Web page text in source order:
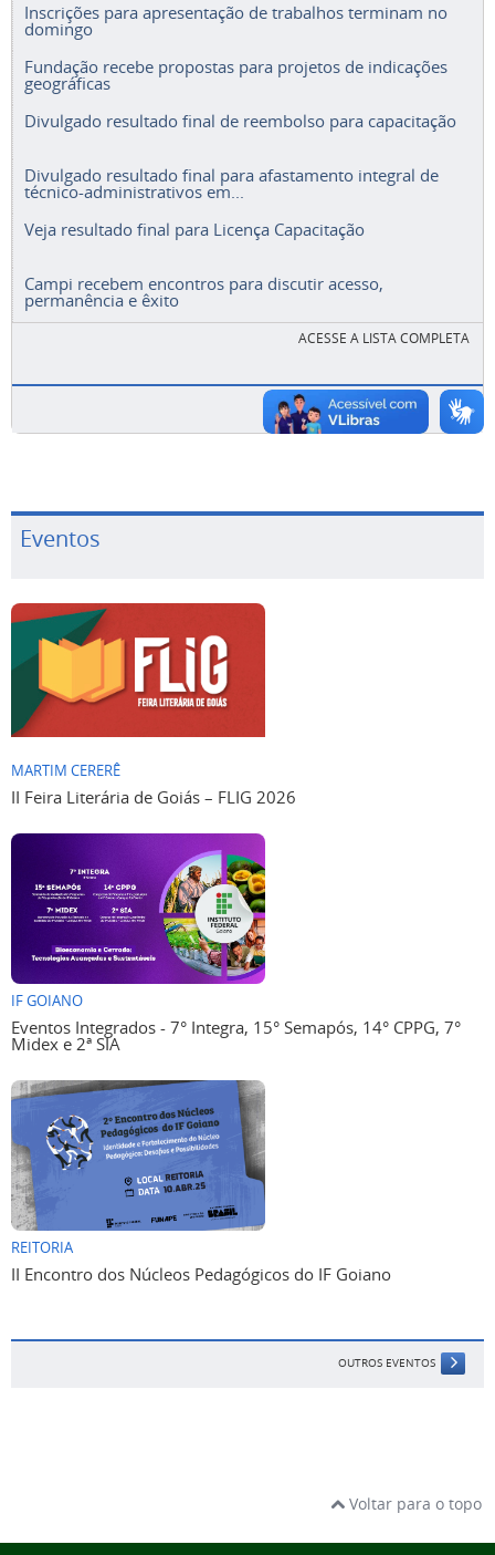
Inscrições para apresentação de trabalhos terminam no
domingo
Fundação recebe propostas para projetos de indicações
geográficas
Divulgado resultado final de reembolso para capacitação
Divulgado resultado final para afastamento integral de
técnico-administrativos em...
Veja resultado final para Licença Capacitação
Campi recebem encontros para discutir acesso,
permanência e êxito
ACESSE A LISTA COMPLETA
Eventos
MARTIM CERERÊ
II Feira Literária de Goiás – FLIG 2026
IF GOIANO
Eventos Integrados - 7° Integra, 15° Semapós, 14° CPPG, 7°
Midex e 2ª SIA
REITORIA
II Encontro dos Núcleos Pedagógicos do IF Goiano
OUTROS EVENTOS
Voltar para o topo